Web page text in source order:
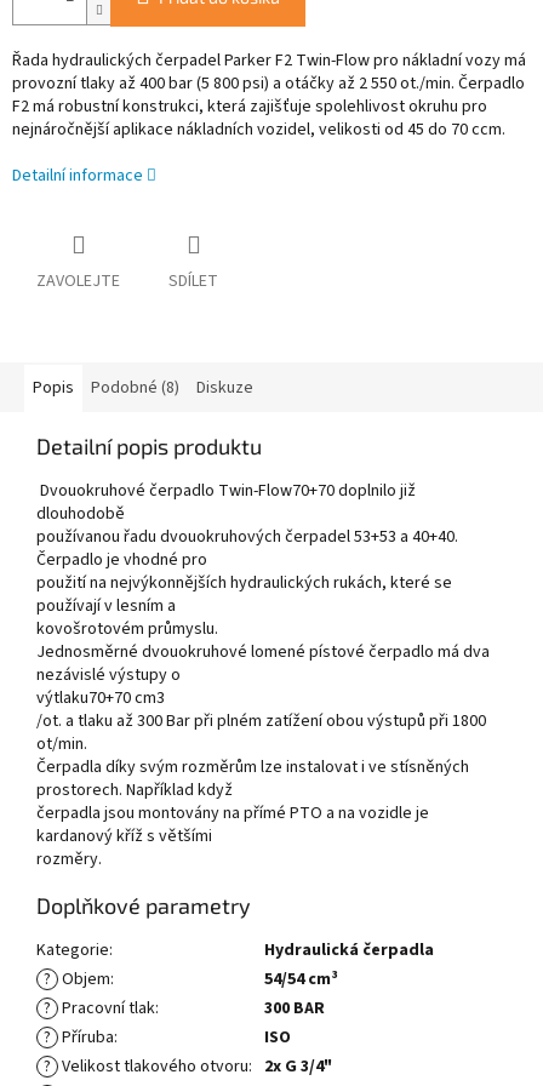
Řada hydraulických čerpadel Parker F2 Twin-Flow pro nákladní vozy má
provozní tlaky až 400 bar (5 800 psi) a otáčky až 2 550 ot./min. Čerpadlo
F2 má robustní konstrukci, která zajišťuje spolehlivost okruhu pro
nejnáročnější aplikace nákladních vozidel, velikosti od 45 do 70 ccm.
Detailní informace
ZAVOLEJTE SDÍLET
Popis Podobné (8) Diskuze
Detailní popis produktu
Dvouokruhové čerpadlo Twin-Flow70+70 doplnilo již
dlouhodobě
používanou řadu dvouokruhových čerpadel 53+53 a 40+40.
Čerpadlo je vhodné pro
použití na nejvýkonnějších hydraulických rukách, které se
používají v lesním a
kovošrotovém průmyslu.
Jednosměrné dvouokruhové lomené pístové čerpadlo má dva
nezávislé výstupy o
výtlaku70+70 cm3
/ot. a tlaku až 300 Bar při plném zatížení obou výstupů při 1800
ot/min.
Čerpadla díky svým rozměrům lze instalovat i ve stísněných
prostorech. Například když
čerpadla jsou montovány na přímé PTO a na vozidle je
kardanový kříž s většími
rozměry.
Doplňkové parametry
Kategorie:
Hydraulická čerpadla
? Objem:
54/54 cm³
? Pracovní tlak:
300 BAR
? Příruba:
ISO
? Velikost tlakového otvoru: 2x G 3/4"